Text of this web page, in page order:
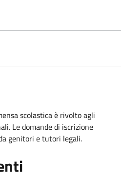
scolastica è rivolto agli
Le domande di iscrizione
genitori e tutori legali.